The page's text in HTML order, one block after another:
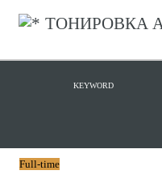
ТОНИРОВКА
KEYWORD
Full-time